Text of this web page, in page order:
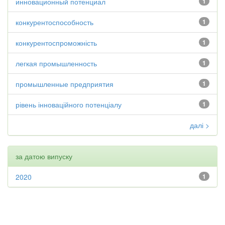
1
конкурентоспособность
1
конкурентоспроможність
1
легкая промышленность
1
промышленные предприятия
1
рівень інноваційного потенціалу
далі >
за датою випуску
1
2020